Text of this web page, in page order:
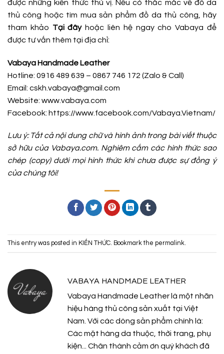
được những kiến thức thú vị. Nếu có thắc mắc về đồ da
thủ công hoặc tìm mua sản phẩm đồ da thủ công, hãy
tham khảo Tại đâyhoặc liên hệ ngay cho Vabaya để
được tư vấn thêm tại địa chỉ:
Vabaya Handmade Leather
Hotline: 0916 489 639 – 0867 746 172 (Zalo & Call)
Email: cskh.vabaya@gmail.com
Website: www.vabaya.com
Facebook: https://www.facebook.com/Vabaya.Vietnam/
Lưu ý: Tất cả nội dung chữ và hình ảnh trong bài viết thuộc
sở hữu của Vabaya.com. Nghiêm cấm các hình thức sao
chép (copy) dưới mọi hình thức khi chưa được sự đồng ý
của chúng tôi!
This entry was posted in KIẾN THỨC. Bookmark the permalink.
VABAYA HANDMADE LEATHER
Vabaya Handmade Leather là một nhãn
hiệu hàng thủ công sản xuất tại Việt
Nam. Với các dòng sản phẩm chính là:
Các mặt hàng da thuộc, thời trang, phụ
kiện... Chân thành cảm ơn quý khách đã